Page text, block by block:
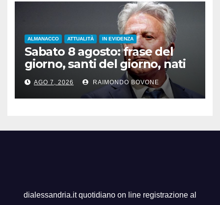
ALMANACCO ATTUALITÀ IN EVIDENZA
Sabato 8 agosto: frase del
giorno, santi del giorno, nati
famosi, accadde oggi
AGO 7, 2026 RAIMONDO BOVONE
dialessandria.it quotidiano on line registrazione al